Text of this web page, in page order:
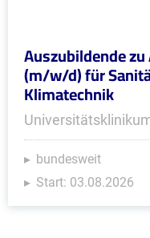
Auszubildende
(m/w/d) für
Klimatechnik
bundesweit
Start: 03.08.2026